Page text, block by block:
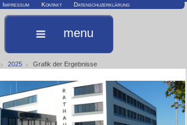
Impressum Kontakt Datenschuzerklärung
menu
2025 Grafik der Ergebnisse